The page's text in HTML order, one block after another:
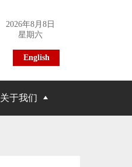
2026年8月8日
星期六
English
关于我们